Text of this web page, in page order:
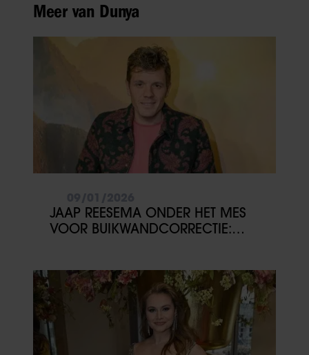
Meer van Dunya
JAAP REESEMA ONDER HET MES
VOOR BUIKWANDCORRECTIE: